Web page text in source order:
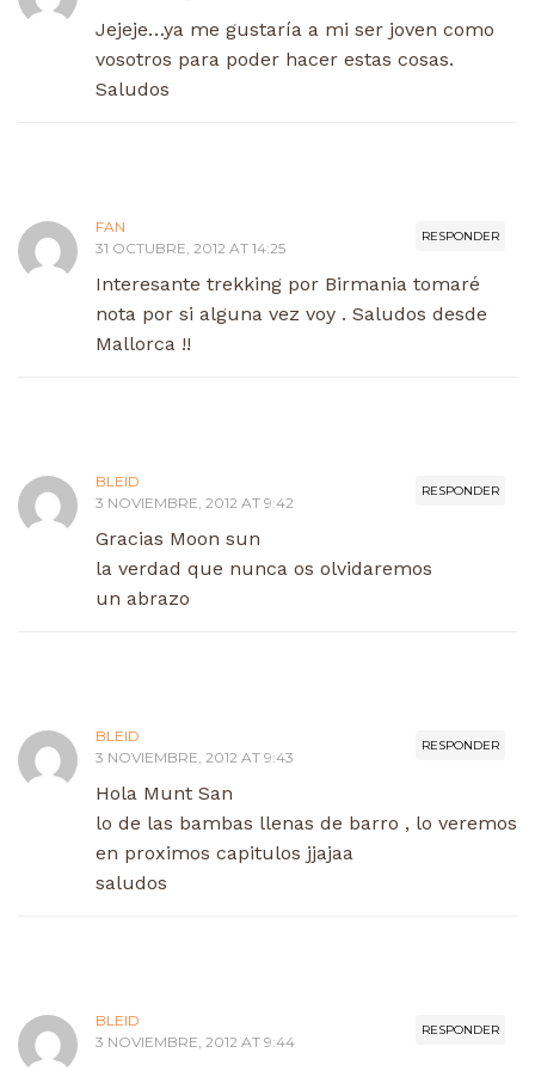
Jejeje…ya me gustaría a mi ser joven como
vosotros para poder hacer estas cosas.
Saludos
RESPONDER
FAN
31 OCTUBRE, 2012 AT 14:25
Interesante trekking por Birmania tomaré
nota por si alguna vez voy . Saludos desde
Mallorca !!
RESPONDER
BLEID
3 NOVIEMBRE, 2012 AT 9:42
Gracias Moon sun
la verdad que nunca os olvidaremos
un abrazo
RESPONDER
BLEID
3 NOVIEMBRE, 2012 AT 9:43
Hola Munt San
lo de las bambas llenas de barro , lo veremos
en proximos capitulos jjajaa
saludos
RESPONDER
BLEID
3 NOVIEMBRE, 2012 AT 9:44